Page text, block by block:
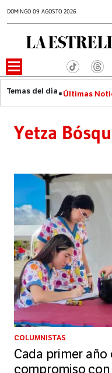
DOMINGO 09 AGOSTO 2026
Últimas
Yetza
COLUMNISTAS
Cada primer año
compromiso